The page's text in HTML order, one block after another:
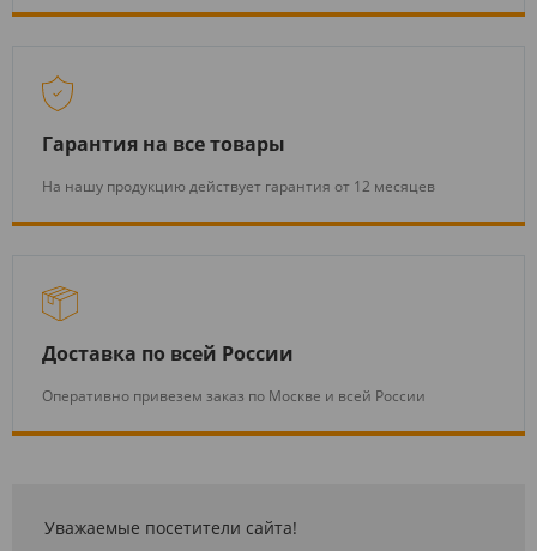
Гарантия на все товары
На нашу продукцию действует гарантия от 12 месяцев
Доставка по всей России
Оперативно привезем заказ по Москве и всей России
Уважаемые посетители сайта!